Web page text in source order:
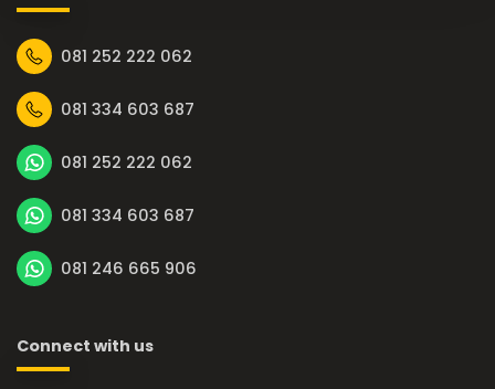
081 252 222 062
081 334 603 687
081 252 222 062
081 334 603 687
081 246 665 906
Connect with us